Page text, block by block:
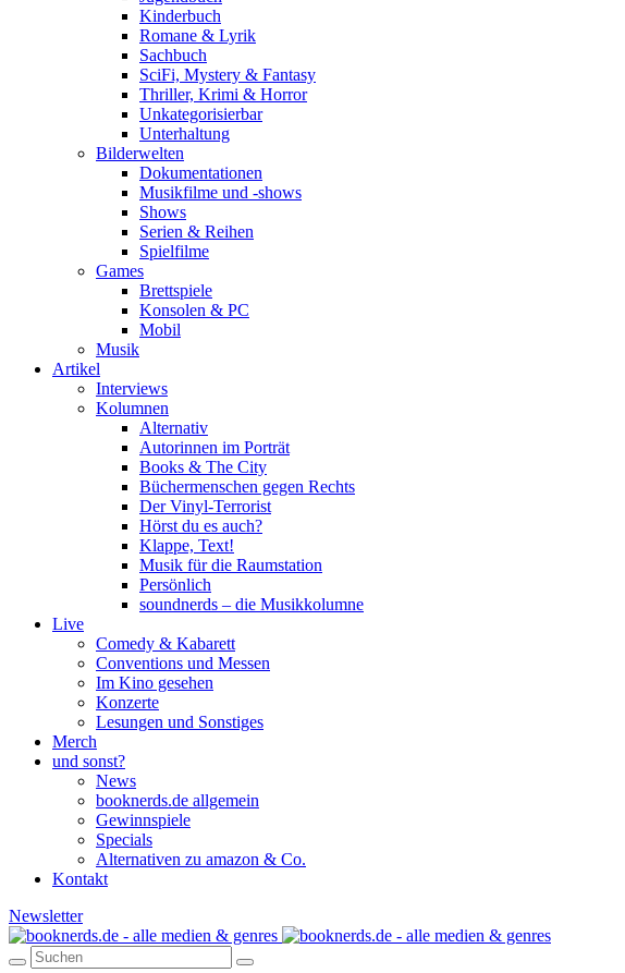
Kinderbuch
Romane & Lyrik
Sachbuch
SciFi, Mystery & Fantasy
Thriller, Krimi & Horror
Unkategorisierbar
Unterhaltung
Bilderwelten
Dokumentationen
Musikfilme und -shows
Shows
Serien & Reihen
Spielfilme
Games
Brettspiele
Konsolen & PC
Mobil
Musik
Artikel
Interviews
Kolumnen
Alternativ
Autorinnen im Porträt
Books & The City
Büchermenschen gegen Rechts
Der Vinyl-Terrorist
Hörst du es auch?
Klappe, Text!
Musik für die Raumstation
Persönlich
soundnerds – die Musikkolumne
Live
Comedy & Kabarett
Conventions und Messen
Im Kino gesehen
Konzerte
Lesungen und Sonstiges
Merch
und sonst?
News
booknerds.de allgemein
Gewinnspiele
Specials
Alternativen zu amazon & Co.
Kontakt
Newsletter